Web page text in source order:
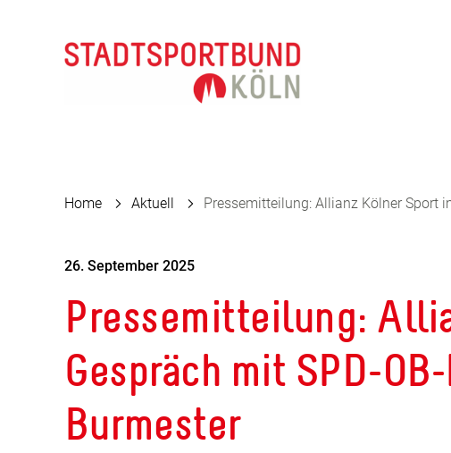
Home Aktuell Pressemitteilung: Allianz Kölner Sport
26. September 2025
Pressemitteilung:
Gespräch mit SPD-
Burmester